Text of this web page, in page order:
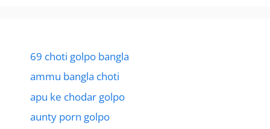
69 choti golpo bangla
ammu bangla choti
apu ke chodar golpo
aunty porn golpo